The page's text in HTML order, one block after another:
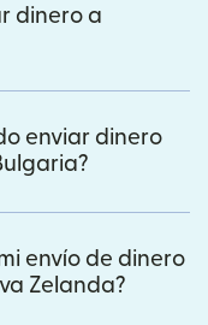
dinero a
enviar dinero
envío de dinero
Zelanda?